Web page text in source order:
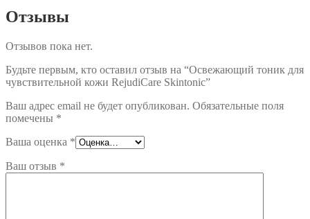
Отзывы
Отзывов пока нет.
Будьте первым, кто оставил отзыв на “Освежающий тоник для
чувствительной кожи RejudiCare Skintonic”
Ваш адрес email не будет опубликован. Обязательные поля
помечены *
Ваша оценка *
Ваш отзыв *